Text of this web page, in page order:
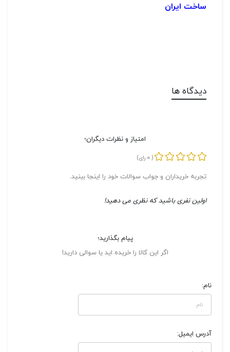
ساخت ایران
دیدگاه ها
امتیاز و نظرات دیگران؛
(
0 رای)
تجربه خریداران و جواب سوالات خود را اینجا ببنید.
اولین نفری باشید که نظری می دهید!
پیام بگذارید؛
اگر این کالا را خریده اید یا سوالی دارید!
نام:
آدرس ایمیل: